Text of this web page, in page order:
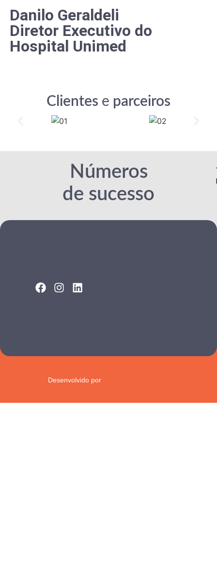
base nas
exigências da
vaga e nas
expectativas da
empresa.
4. Apresentação
Acompanhamento
acompanhamos todo o
processo até a
contratação.
Saiba mais
Danilo Geraldeli
Diretor Executivo do
Hospital Unimed
Clientes e parceiros
Números
de sucesso
Desenvolvido por